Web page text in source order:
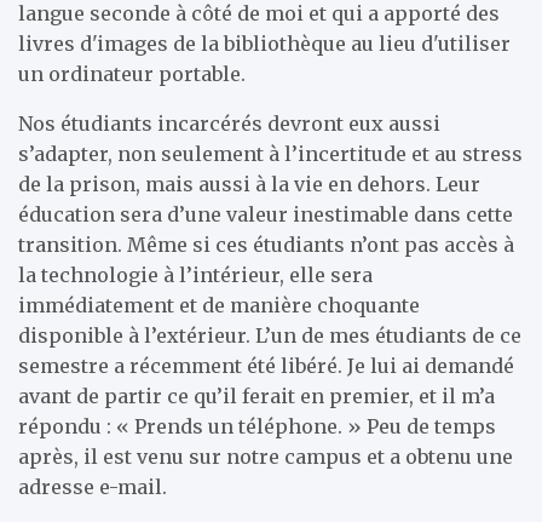
langue seconde à côté de moi et qui a apporté des
livres d'images de la bibliothèque au lieu d'utiliser
un ordinateur portable.
Nos étudiants incarcérés devront eux aussi
s’adapter, non seulement à l’incertitude et au stress
de la prison, mais aussi à la vie en dehors. Leur
éducation sera d’une valeur inestimable dans cette
transition. Même si ces étudiants n’ont pas accès à
la technologie à l’intérieur, elle sera
immédiatement et de manière choquante
disponible à l’extérieur. L’un de mes étudiants de ce
semestre a récemment été libéré. ​​Je lui ai demandé
avant de partir ce qu’il ferait en premier, et il m’a
répondu : « Prends un téléphone. » Peu de temps
après, il est venu sur notre campus et a obtenu une
adresse e-mail.